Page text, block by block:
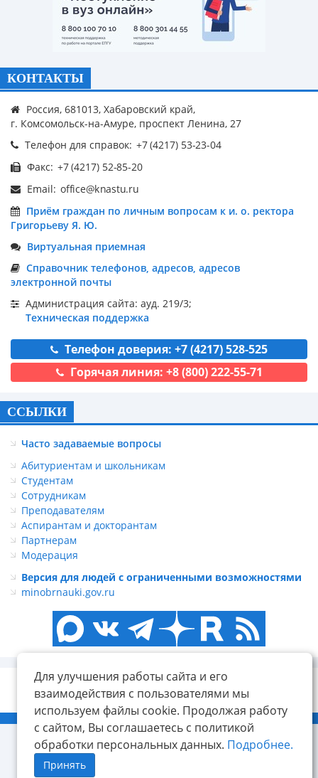
Для улучшения работы сайта и его
взаимодействия с пользователями мы
используем файлы cookie. Продолжая работу
с сайтом, Вы соглашаетесь с политикой
обработки персональных данных. Подробнее.
Принять
КОНТАКТЫ
Россия, 681013, Хабаровский край,
г. Комсомольск-на-Амуре, проспект Ленина, 27
Телефон для справок:
Факс:
Email:
Приём граждан по личным вопросам к и. о. ректора
Григорьеву Я. Ю.
Виртуальная приемная
Справочник телефонов, адресов, адресов
электронной почты
Администрация сайта: ауд. 219/3;
Техническая поддержка
Телефон доверия: +7 (4217) 528-525
Горячая линия: +8 (800) 222-55-71
ССЫЛКИ
Часто задаваемые вопросы
Абитуриентам и школьникам
Студентам
Сотрудникам
Преподавателям
Аспирантам и докторантам
Партнерам
Модерация
Версия для людей с ограниченными возможностями
minobrnauki.gov.ru
© ФГБОУ ВО «КнАГУ», 2014-2026